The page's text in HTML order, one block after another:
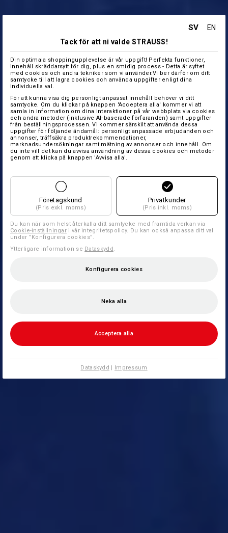
SV
EN
Tack för att ni valde STRAUSS!
Din optimala shoppingupplevelse är vår uppgift! Perfekta funktioner,
innehåll skräddarsytt för dig, plus en smidig process - Detta är syftet
med cookies och andra tekniker som vi använder.Vi ber därför om ditt
samtycke till att lagra cookies och använda uppgifter enligt dina
individuella val.
För att kunna visa dig personligt anpassat innehåll behöver vi ditt
samtycke. Om du klickar på knappen 'Acceptera alla' kommer vi att
samla in information om dina interaktioner på vår webbplats via cookies
och andra metoder (inklusive AI‑baserade förfaranden) samt uppgifter
från beställningsprocessen. Vi kommer särskilt att använda dessa
uppgifter för följande ändamål: personligt anpassade erbjudanden och
annonser, träffsäkra produktrekommendationer,
marknadsundersökningar samt mätning av annonser och innehåll. Om
du inte vill det kan du avvisa användning av dessa cookies och metoder
genom att klicka på knappen 'Avvisa alla'.
Företagskund
(Pris exkl. moms)
Privatkunder
(Pris inkl. moms)
Du kan när som helst återkalla ditt samtycke med framtida verkan via
Cookie-inställningar i vår integritetspolicy. Du kan också anpassa ditt val
under ”Konfigurera cookies”.
Ytterligare information se Dataskydd.
Konfigurera cookies
Neka alla
Acceptera alla
Dataskydd | Impressum